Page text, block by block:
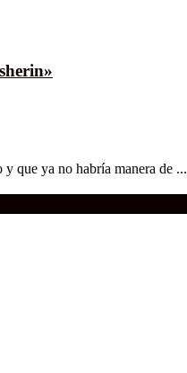
que ya no habría manera de ...